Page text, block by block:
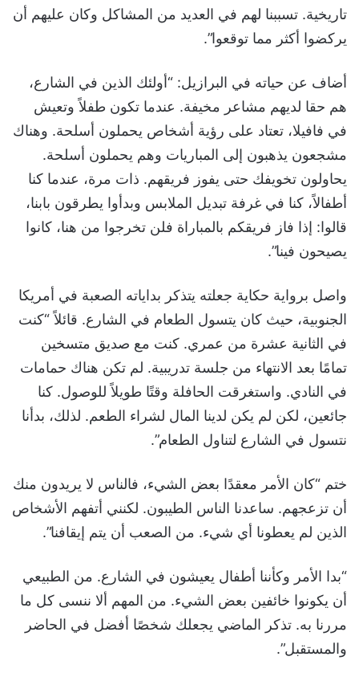
تاريخية. تسببنا لهم في العديد من المشاكل وكان عليهم أن
يركضوا أكثر مما توقعوا”.
أضاف عن حياته في البرازيل: “أولئك الذين في الشارع،
هم حقا لديهم مشاعر مخيفة. عندما تكون طفلاً وتعيش
في فافيلا، تعتاد على رؤية أشخاص يحملون أسلحة. وهناك
مشجعون يذهبون إلى المباريات وهم يحملون أسلحة.
يحاولون تخويفك حتى يفوز فريقهم. ذات مرة، عندما كنا
أطفالاً، كنا في غرفة تبديل الملابس وبدأوا يطرقون بابنا،
قالوا: إذا فاز فريقكم بالمباراة فلن تخرجوا من هنا، كانوا
يصيحون فينا”.
واصل برواية حكاية جعلته يتذكر بداياته الصعبة في أمريكا
الجنوبية، حيث كان يتسول الطعام في الشارع. قائلاً “كنت
في الثانية عشرة من عمري. كنت مع صديق متسخين
تمامًا بعد الانتهاء من جلسة تدريبية. لم تكن هناك حمامات
في النادي. واستغرقت الحافلة وقتًا طويلاً للوصول. كنا
جائعين، لكن لم يكن لدينا المال لشراء الطعم. لذلك، بدأنا
نتسول في الشارع لتناول الطعام”.
ختم “كان الأمر معقدًا بعض الشيء، فالناس لا يريدون منك
أن تزعجهم. ساعدنا الناس الطيبون. لكنني أتفهم الأشخاص
الذين لم يعطونا أي شيء. من الصعب أن يتم إيقافنا”.
“بدا الأمر وكأننا أطفال يعيشون في الشارع. من الطبيعي
أن يكونوا خائفين بعض الشيء. من المهم ألا ننسى كل ما
مررنا به. تذكر الماضي يجعلك شخصًا أفضل في الحاضر
والمستقبل”.